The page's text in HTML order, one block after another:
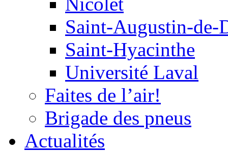
Saint-Augustin-de-
Saint-Hyacinthe
Université Laval
Faites de l’air!
Brigade des pneus
Actualités